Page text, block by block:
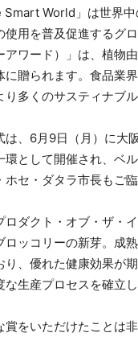
Smart World」は世界
使用を普及促進するグ
アワード）」は、植物
に贈られます。食品業
り多くのサスティナブ
は、6月9日（月）に大
環として開催され、ベ
ホセ・ダタラ市長もご臨
ロダクト・オブ・ザ・
ロッコリーの新芽。成
り、優れた健康効果が
な生産プロセスを確立
賞をいただけたことは